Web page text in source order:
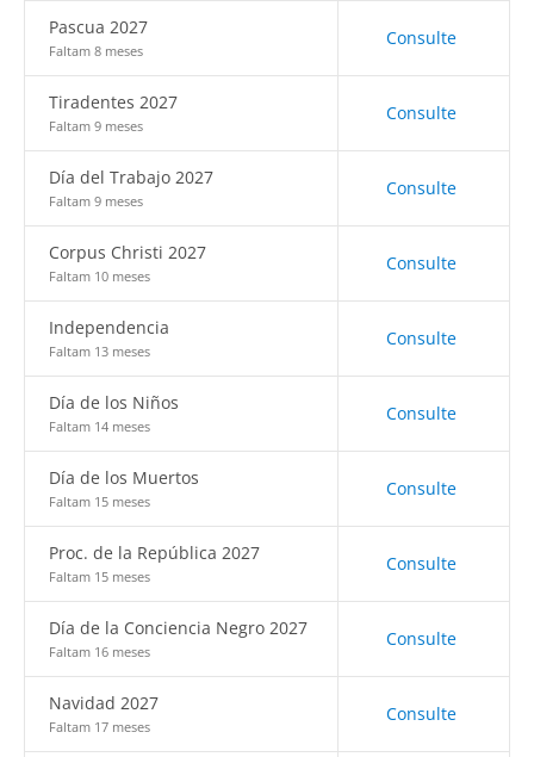
Pascua 2027
Faltam 8 meses
Consulte
Tiradentes 2027
Faltam 9 meses
Consulte
Día del Trabajo 2027
Faltam 9 meses
Consulte
Corpus Christi 2027
Faltam 10 meses
Consulte
Independencia
Faltam 13 meses
Consulte
Día de los Niños
Faltam 14 meses
Consulte
Día de los Muertos
Faltam 15 meses
Consulte
Proc. de la República 2027
Faltam 15 meses
Consulte
Día de la Conciencia Negro 2027
Faltam 16 meses
Consulte
Navidad 2027
Faltam 17 meses
Consulte